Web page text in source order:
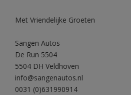
Met Vriendelijke Groeten
Sangen Autos
De Run 5504
5504 DH Veldhoven
info@sangenautos.nl
0031 (0)631990914